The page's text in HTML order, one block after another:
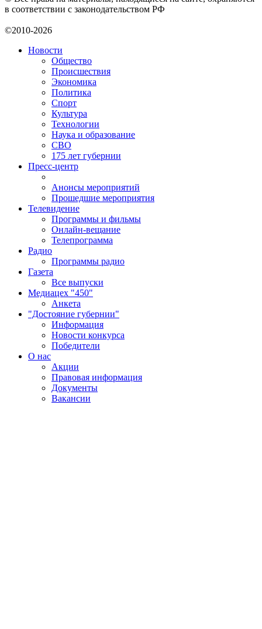
в соответствии с законодательством РФ
©2010-2026
Новости
Общество
Происшествия
Экономика
Политика
Спорт
Культура
Технологии
Наука и образование
СВО
175 лет губернии
Пресс-центр
Анонсы мероприятий
Прошедшие мероприятия
Телевидение
Программы и фильмы
Онлайн-вещание
Телепрограмма
Радио
Программы радио
Газета
Все выпуски
Медиацех "450"
Анкета
"Достояние губернии"
Информация
Новости конкурса
Победители
О нас
Акции
Правовая информация
Документы
Вакансии